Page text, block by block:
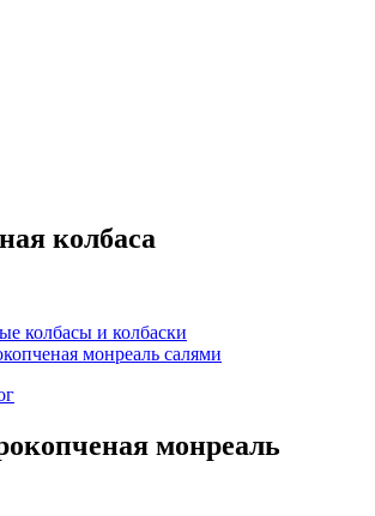
колбаса
колбасы и колбаски
монреаль салями
монреаль